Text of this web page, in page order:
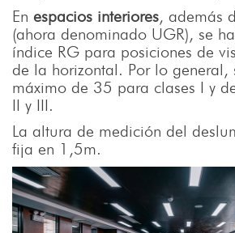
En espacios interiores, además
(ahora denominado UGR), se
índice RG para posiciones de
de la horizontal. Por lo general,
máximo de 35 para clases I y
II y III.
La altura de medición del
fija en 1,5m.